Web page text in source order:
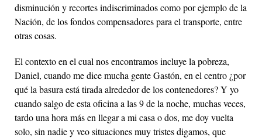
disminución y recortes indiscriminados como por ejemplo de la
Nación, de los fondos compensadores para el transporte, entre
otras cosas.
El contexto en el cual nos encontramos incluye la pobreza,
Daniel, cuando me dice mucha gente Gastón, en el centro ¿por
qué la basura está tirada alrededor de los contenedores? Y yo
cuando salgo de esta oficina a las 9 de la noche, muchas veces,
tardo una hora más en llegar a mi casa o dos, me doy vuelta
solo, sin nadie y veo situaciones muy tristes digamos, que